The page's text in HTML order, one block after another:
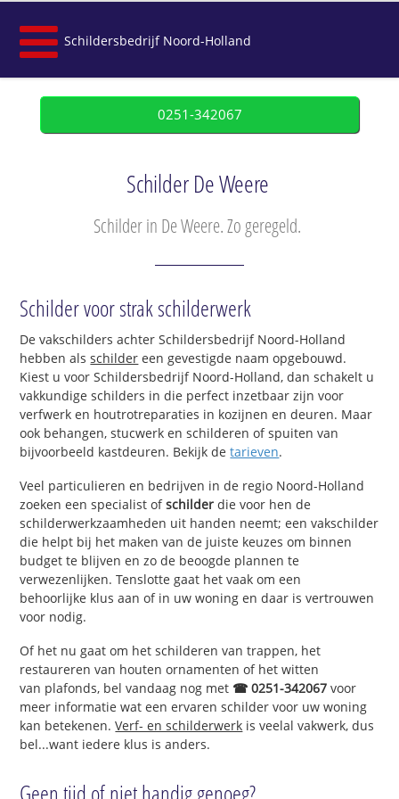
Schildersbedrijf Noord-Holland
0251-342067
Schilder De Weere
Schilder in De Weere. Zo geregeld.
Schilder voor strak schilderwerk
De vakschilders achter Schildersbedrijf Noord-Holland
hebben alsschilder een gevestigde naam opgebouwd.
Kiest u voor Schildersbedrijf Noord-Holland, dan schakelt u
vakkundige schilders in die perfect inzetbaar zijn voor
verfwerk en houtrotreparaties in kozijnen en deuren. Maar
ook behangen, stucwerk en schilderen of spuiten van
bijvoorbeeld kastdeuren. Bekijk detarieven.
Veel particulieren en bedrijven in de regio Noord-Holland
zoeken een specialist ofschilder die voor hen de
schilderwerkzaamheden uit handen neemt; een vakschilder
die helpt bij het maken van de juiste keuzes om binnen
budget te blijven en zo de beoogde plannen te
verwezenlijken. Tenslotte gaat het vaak om een
behoorlijke klus aan of in uw woning en daar is vertrouwen
voor nodig.
Of het nu gaat om het schilderen van trappen, het
restaureren van houten ornamenten of het witten
van plafonds, bel vandaag nog met ☎ 0251-342067 voor
meer informatie wat een ervaren schilder voor uw woning
kan betekenen.Verf- en schilderwerk is veelal vakwerk, dus
bel...want iedere klus is anders.
Geen tijd of niet handig genoeg?